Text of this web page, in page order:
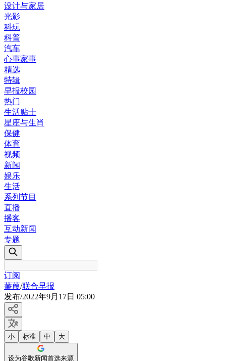
设计与家居
光影
科玩
科普
汽车
心事家事
精选
特辑
早报校园
热门
生活贴士
星座与生肖
保健
体育
视频
新闻
娱乐
生活
系列节目
直播
播客
互动新闻
专题
订阅
蒹葭/联合早报
发布/2022年9月17日 05:00
小 标准 中 大
设为谷歌新闻首选来源